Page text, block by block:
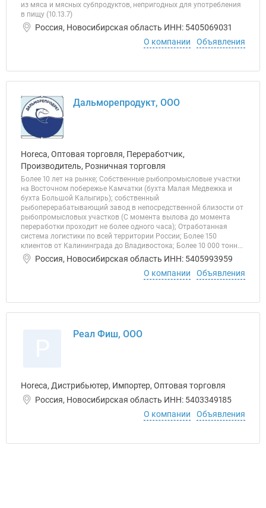
из мяса и мясных субпродуктов, непригодных для употребления
в пищу (10.13.7)
Россия, Новосибирская область ИНН: 5405069031
О компании
Объявления
Дальморепродукт, ООО
Horeca, Оптовая торговля, Переработчик,
Производитель, Розничная торговля
Более 10 лет на рынке; Собственные рыбопромысловые участки
на Восточном побережье Камчатки (бухта Малая Медвежка и
бухта Большой Калыгирь); собственный
рыбоперерабатывающий завод в непосредственной близости от
рыбопромысловых участков (C момента вылова до момента
переработки проходит не более одного часа); Отработанная
система логистики по всей территории России; Более 150
клиентов от Калининграда до Владивостока; Более 10 000 тонн...
Россия, Новосибирская область ИНН: 5405993959
О компании
Объявления
Реал Фиш, ООО
Horeca, Дистрибьютер, Импортер, Оптовая торговля
Россия, Новосибирская область ИНН: 5403349185
О компании
Объявления